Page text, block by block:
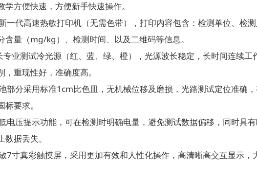
学方便快速，方便新手快速操作。
一代高速热敏打印机（无需色带），打印内容包含：检测单位、检
含量（mg/kg）、检测时间、以及二维码等信息。
专业测试冷光源（红、蓝、绿、橙），光源波长稳定，长时间连续
，重现性好，准确度高。
部分采用标准1cm比色皿，无机械位移及磨损，光路测试定位准确
要求。
电压提示功能，可在检测时明确电量，避免测试数据偏移，同时具
据丢失。
7寸真彩触摸屏，采用更加有效和人性化操作，高清晰高交互显示